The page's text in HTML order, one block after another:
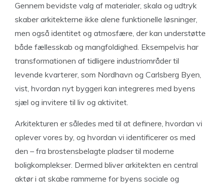
Gennem bevidste valg af materialer, skala og udtryk
skaber arkitekterne ikke alene funktionelle løsninger,
men også identitet og atmosfære, der kan understøtte
både fællesskab og mangfoldighed. Eksempelvis har
transformationen af tidligere industriområder til
levende kvarterer, som Nordhavn og Carlsberg Byen,
vist, hvordan nyt byggeri kan integreres med byens
sjæl og invitere til liv og aktivitet.
Arkitekturen er således med til at definere, hvordan vi
oplever vores by, og hvordan vi identificerer os med
den – fra brostensbelagte pladser til moderne
boligkomplekser. Dermed bliver arkitekten en central
aktør i at skabe rammerne for byens sociale og